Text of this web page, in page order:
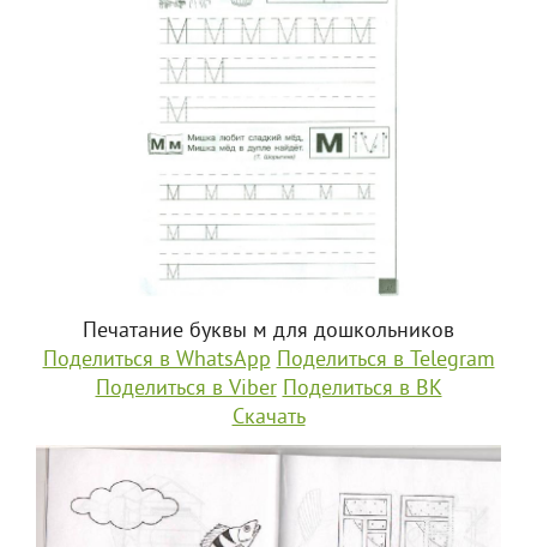
Печатание буквы м для дошкольников
Поделиться в WhatsApp Поделиться в Telegram
Поделиться в Viber Поделиться в ВК
Скачать